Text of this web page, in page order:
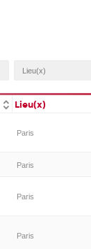
Lieu(x)
Paris
Paris
Paris
Paris